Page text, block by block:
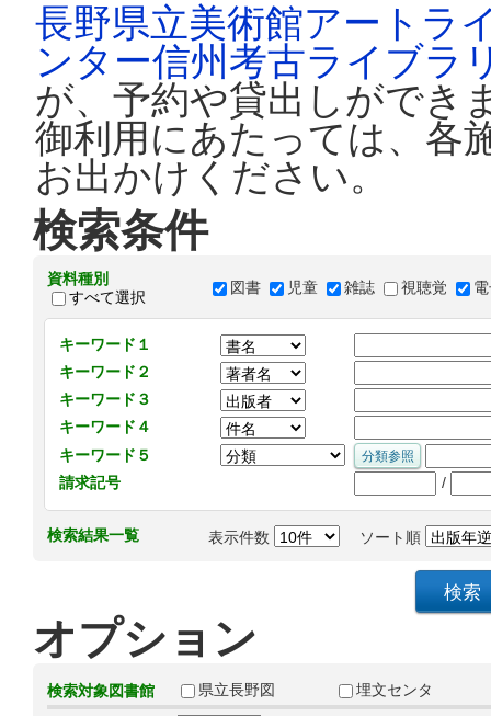
長野県立美術館アートラ
ンター信州考古ライブラ
が、予約や貸出しができ
御利用にあたっては、各
お出かけください。
検索条件
資料種別
すべて選択
図書 児童 雑誌 視聴覚
キーワード１
キーワード２
キーワード３
キーワード４
キーワード５
請求記号
/
検索結果一覧 表示件数 ソート順
オプション
検索対象図書館 県立長野図
埋文センタ